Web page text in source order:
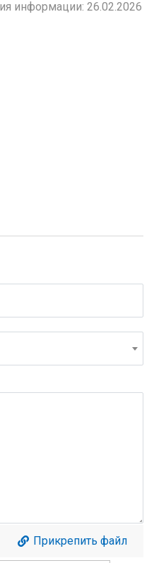
информации: 26.02.2026
Прикрепить файл